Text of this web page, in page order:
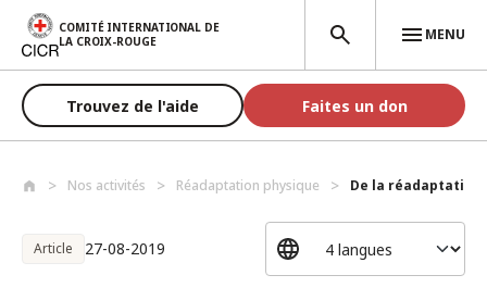
Aller au contenu principal
COMITÉ INTERNATIONAL DE
LA CROIX-ROUGE
MENU
Trouvez de l'aide Faites un don
Nos activités Réadaptation physique De la réadaptation
Article 27-08-2019